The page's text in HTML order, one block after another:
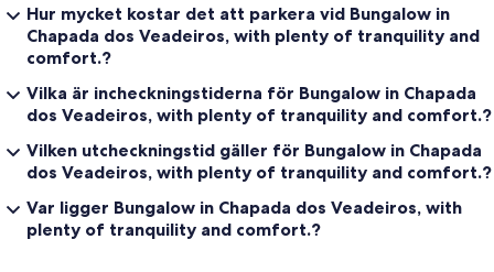
Hur mycket kostar det att parkera vid Bungalow in
Chapada dos Veadeiros, with plenty of tranquility and
comfort.?
Vilka är incheckningstiderna för Bungalow in Chapada
dos Veadeiros, with plenty of tranquility and comfort.?
Vilken utcheckningstid gäller för Bungalow in Chapada
dos Veadeiros, with plenty of tranquility and comfort.?
Var ligger Bungalow in Chapada dos Veadeiros, with
plenty of tranquility and comfort.?